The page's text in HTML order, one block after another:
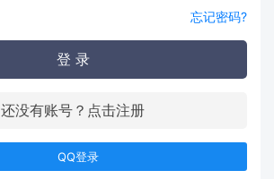
忘记密码?
登 录
还没有账号？点击注册
QQ登录